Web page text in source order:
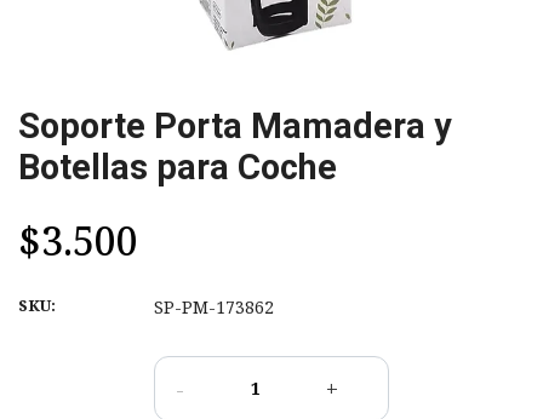
Soporte Porta Mamadera y
Botellas para Coche
$3.500
SKU: SP-PM-173862
- +